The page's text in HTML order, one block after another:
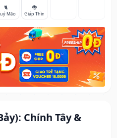
Chính Tây &
🐈
Mão
🐉
Giáp Thìn